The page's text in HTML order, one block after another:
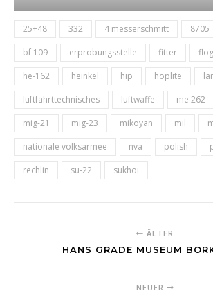
25+48 332 4 messerschmitt 8705
bf 109
erprobungsstelle fitter
he-162
heinkel hip hoplite
luftfahrttechnisches
luftwaffe me 262
mig-21
mig-23 mikoyan mil
nationale volksarmee
nva polish
rechlin
su-22 sukhoi
ÄLTER
HANS GRADE MUSEUM
NEUER